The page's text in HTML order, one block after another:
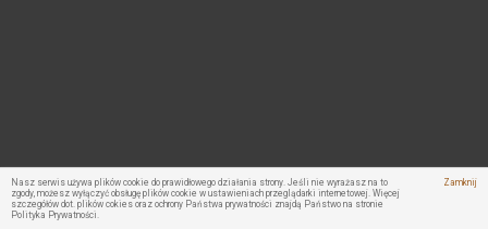
Nasz serwis używa plików cookie do prawidłowego działania strony. Jeśli nie wyrażasz na to
zgody, możesz wyłączyć obsługę plików cookie w ustawieniach przeglądarki internetowej. Więcej
szczegółów dot. plików cokies oraz ochrony Państwa prywatności znajdą Państwo na stronie
Polityka Prywatności.
Zamknij